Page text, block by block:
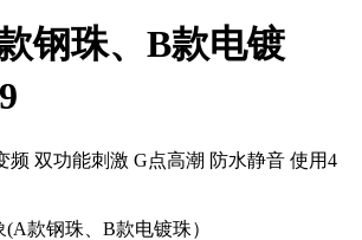
钢珠、B款电镀
频 双功能刺激 G点高潮 防水静音 使用4
(A款钢珠、B款电镀珠）